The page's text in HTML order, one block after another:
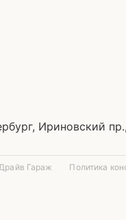
Ириновский
Гараж Политика